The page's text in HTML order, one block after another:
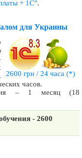
+ 1С".
для Украины
2600 грн / 24 часа (*)
часов.
– 1 месяц (18
- 2600